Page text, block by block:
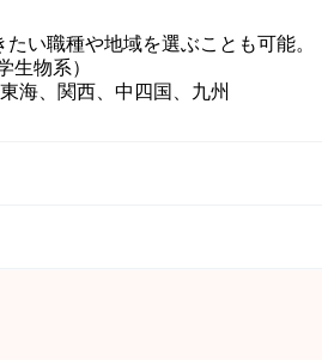
い職種や地域を選ぶことも可能。
物系）
海、関西、中四国、九州